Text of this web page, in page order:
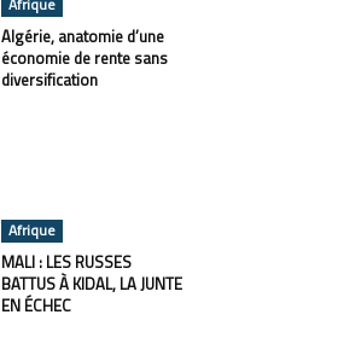
Algérie, anatomie d’une
économie de rente sans
diversification
Afrique
MALI : LES RUSSES
BATTUS À KIDAL, LA JUNTE
EN ÉCHEC